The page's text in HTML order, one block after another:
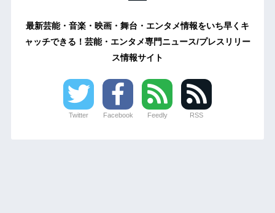
最新芸能・音楽・映画・舞台・エンタメ情報をいち早くキ
ャッチできる！芸能・エンタメ専門ニュース/プレスリリー
ス情報サイト
Twitter Facebook Feedly RSS